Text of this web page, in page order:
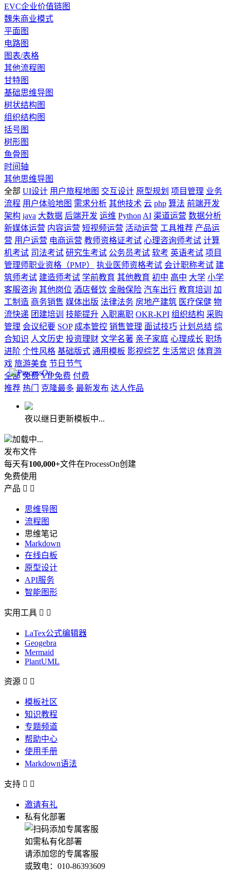
EVC企业价值链图
魏朱商业模式
平面图
电路图
图表/表格
其他流程图
甘特图
基础思维导图
树状结构图
组织结构图
括号图
树形图
鱼骨图
时间轴
其他思维导图
全部 UI设计 用户旅程地图 交互设计 原型规划 项目管理 业务
流程 用户体验地图 需求分析 其他技术 云 php 算法 前端开发
架构 java 大数据 后端开发 运维 Python AI 渠道运营 数据分析
新媒体运营 内容运营 短视频运营 活动运营 工具推荐 产品运
营 用户运营 电商运营 教师资格证考试 心理咨询师考试 计算
机考试 司法考试 研究生考试 公务员考试 软考 英语考试 项目
管理师职业资格（PMP）
执业医师资格考试 会计职称考试 建
筑师考试 建造师考试 学前教育 其他教育 初中 高中 大学 小学
客服咨询 其他岗位 酒店餐饮 金融保险 汽车出行 教育培训
加
工制造 商务销售 媒体出版 法律法务 房地产建筑 医疗保健 物
流快递 团建培训 技能提升 入职离职 OKR-KPI 组织结构 采购
管理 会议纪要 SOP 成本管控 销售管理 面试技巧 计划总结 综
合知识 人文历史 投资理财 文学名著 亲子家庭 心理成长 职场
进阶 个性风格 基础版式 通用模板 影视综艺 生活常识 体育游
戏 旅游美食 节日节气
全部 免费 VIP免费 付费
推荐 热门 克隆最多 最新发布 达人作品
夜以继日更新模板中...
加载中...
发布文件
每天有100,000+文件在ProcessOn创建
免费使用
产品  
思维导图
流程图
思维笔记
Markdown
在线白板
原型设计
API服务
智能图形
实用工具  
LaTex公式编辑器
Geogebra
Mermaid
PlantUML
资源  
模板社区
知识教程
专题频道
帮助中心
使用手册
Markdown语法
支持  
邀请有礼
私有化部署
如需私有化部署
请添加您的专属客服
或致电：010-86393609